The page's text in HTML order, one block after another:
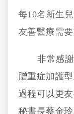
每10名新生
友善醫療需
非常感謝
贈重症加護
過程可以更
秘書長蔡金